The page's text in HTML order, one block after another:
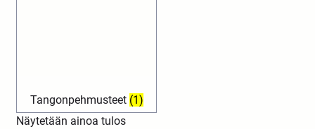
Tangonpehmusteet (1)
Näytetään ainoa tulos